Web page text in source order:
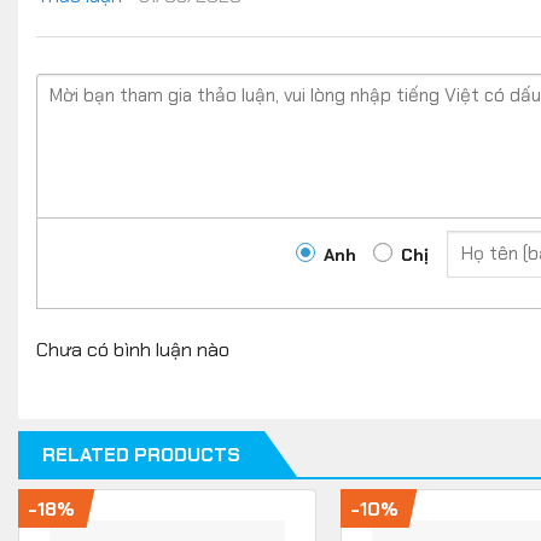
Nếu ở chế lưu trữ (tùy chỉnh trong phần mềm HUB G),
tháng.Logitech G304còn có đèn báo pin trên chuột sẽ
Anh Chị
Chưa có bình luận nào
RELATED PRODUCTS
-18% -10%